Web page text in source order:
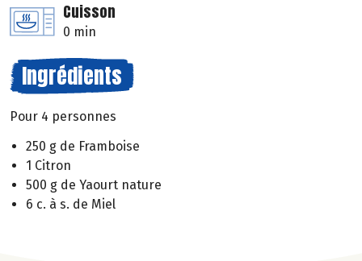
Cuisson
0 min
Ingrédients
Pour 4 personnes
250 g de Framboise
1 Citron
500 g de Yaourt nature
6 c. à s. de Miel